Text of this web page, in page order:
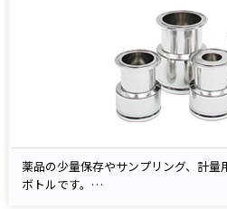
薬品の少量保存やサンプリング、計
ボトルです。